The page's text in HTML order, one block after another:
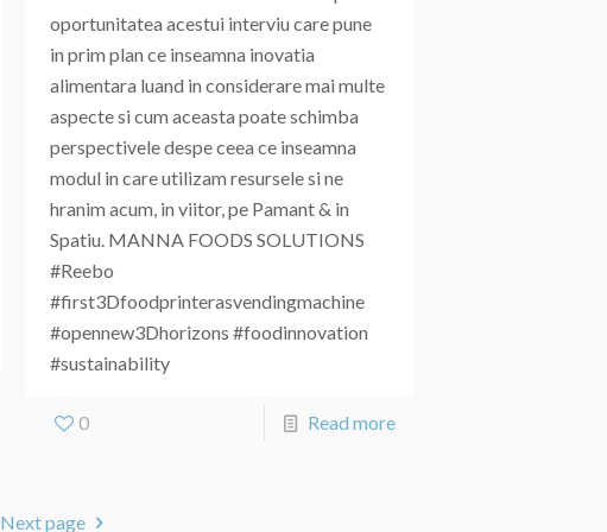
oportunitatea acestui interviu care pune
in prim plan ce inseamna inovatia
alimentara luand in considerare mai multe
aspecte si cum aceasta poate schimba
perspectivele despe ceea ce inseamna
modul in care utilizam resursele si ne
hranim acum, in viitor, pe Pamant & in
Spatiu. MANNA FOODS SOLUTIONS
#Reebo
#first3Dfoodprinterasvendingmachine
#opennew3Dhorizons #foodinnovation
#sustainability
0 Read more
Next page